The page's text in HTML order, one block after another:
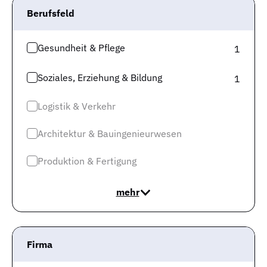
Berufsfeld
Gesundheit & Pflege 1
Soziales, Erziehung & Bildung 1
Logistik & Verkehr
Architektur & Bauingenieurwesen
Produktion & Fertigung
mehr
Firma
Stellen ist relevant, sondern auch die Vakanzzeit.
Begriff „Vakanzzeit“ beschreibt die durchschnittliche
Dauer, wie lange ein Unternehmen, beginnend bei
der Jobausschreibung, braucht, um diejenige Stelle
zu besetzen. Je größer die Vakanzzeit ist, desto besser